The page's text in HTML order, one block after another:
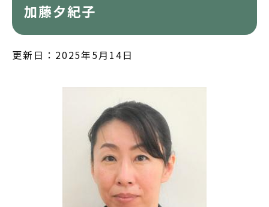
加藤夕紀子
更新日：2025年5月14日